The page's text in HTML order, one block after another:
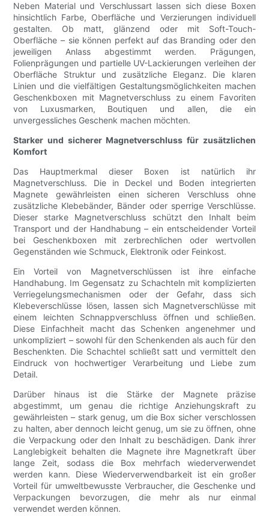
Neben Material und Verschlussart lassen sich diese Boxen
hinsichtlich Farbe, Oberfläche und Verzierungen individuell
gestalten. Ob matt, glänzend oder mit Soft-Touch-
Oberfläche – sie können perfekt auf das Branding oder den
jeweiligen Anlass abgestimmt werden. Prägungen,
Folienprägungen und partielle UV-Lackierungen verleihen der
Oberfläche Struktur und zusätzliche Eleganz. Die klaren
Linien und die vielfältigen Gestaltungsmöglichkeiten machen
Geschenkboxen mit Magnetverschluss zu einem Favoriten
von Luxusmarken, Boutiquen und allen, die ein
unvergessliches Geschenk machen möchten.
Starker und sicherer Magnetverschluss für zusätzlichen
Komfort
Das Hauptmerkmal dieser Boxen ist natürlich ihr
Magnetverschluss. Die in Deckel und Boden integrierten
Magnete gewährleisten einen sicheren Verschluss ohne
zusätzliche Klebebänder, Bänder oder sperrige Verschlüsse.
Dieser starke Magnetverschluss schützt den Inhalt beim
Transport und der Handhabung – ein entscheidender Vorteil
bei Geschenkboxen mit zerbrechlichen oder wertvollen
Gegenständen wie Schmuck, Elektronik oder Feinkost.
Ein Vorteil von Magnetverschlüssen ist ihre einfache
Handhabung. Im Gegensatz zu Schachteln mit komplizierten
Verriegelungsmechanismen oder der Gefahr, dass sich
Klebeverschlüsse lösen, lassen sich Magnetverschlüsse mit
einem leichten Schnappverschluss öffnen und schließen.
Diese Einfachheit macht das Schenken angenehmer und
unkompliziert – sowohl für den Schenkenden als auch für den
Beschenkten. Die Schachtel schließt satt und vermittelt den
Eindruck von hochwertiger Verarbeitung und Liebe zum
Detail.
Darüber hinaus ist die Stärke der Magnete präzise
abgestimmt, um genau die richtige Anziehungskraft zu
gewährleisten – stark genug, um die Box sicher verschlossen
zu halten, aber dennoch leicht genug, um sie zu öffnen, ohne
die Verpackung oder den Inhalt zu beschädigen. Dank ihrer
Langlebigkeit behalten die Magnete ihre Magnetkraft über
lange Zeit, sodass die Box mehrfach wiederverwendet
werden kann. Diese Wiederverwendbarkeit ist ein großer
Vorteil für umweltbewusste Verbraucher, die Geschenke und
Verpackungen bevorzugen, die mehr als nur einmal
verwendet werden können.